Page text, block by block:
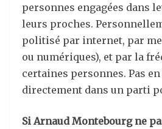
personnes engagées dans
leurs proches.
politisé par internet, par
ou numériques), et par la
certaines personnes. Pas
directement dans un parti
Si Arnaud Montebourg ne